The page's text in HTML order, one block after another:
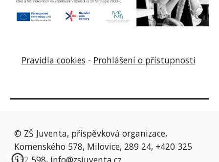
Pravidla cookies - Prohlášení o přístupnosti
© ZŠ Juventa, příspěvková organizace,
Komenského 578, Milovice, 289 24, +420 325
532 598, info@zsjuventa.cz